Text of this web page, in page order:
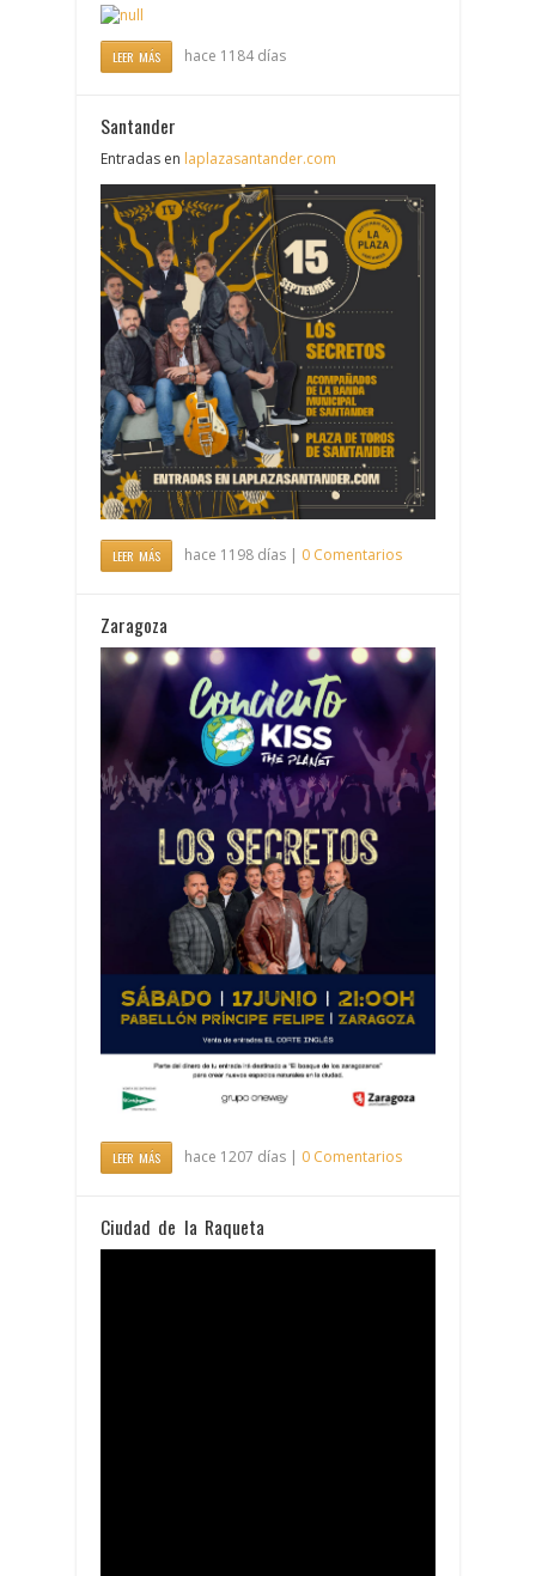
LEER MÁS hace 1184 días
Santander
Entradas en laplazasantander.com
LEER MÁS hace 1198 días | 0 Comentarios
Zaragoza
LEER MÁS hace 1207 días | 0 Comentarios
Ciudad de la Raqueta